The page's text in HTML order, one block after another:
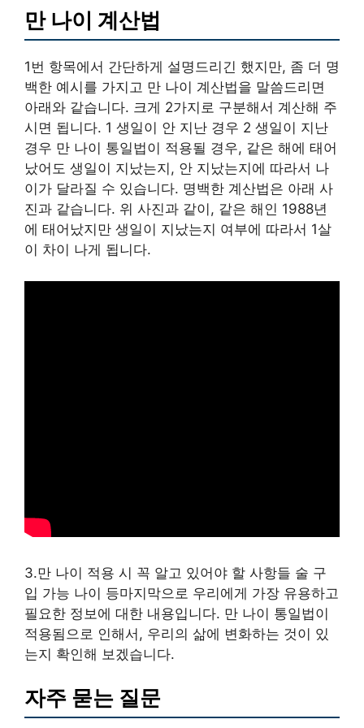
만 나이 계산법
1번 항목에서 간단하게 설명드리긴 했지만, 좀 더 명
백한 예시를 가지고 만 나이 계산법을 말씀드리면
아래와 같습니다. 크게 2가지로 구분해서 계산해 주
시면 됩니다. 1 생일이 안 지난 경우 2 생일이 지난
경우 만 나이 통일법이 적용될 경우, 같은 해에 태어
났어도 생일이 지났는지, 안 지났는지에 따라서 나
이가 달라질 수 있습니다. 명백한 계산법은 아래 사
진과 같습니다. 위 사진과 같이, 같은 해인 1988년
에 태어났지만 생일이 지났는지 여부에 따라서 1살
이 차이 나게 됩니다.
3.만 나이 적용 시 꼭 알고 있어야 할 사항들 술 구
입 가능 나이 등마지막으로 우리에게 가장 유용하고
필요한 정보에 대한 내용입니다. 만 나이 통일법이
적용됨으로 인해서, 우리의 삶에 변화하는 것이 있
는지 확인해 보겠습니다.
자주 묻는 질문